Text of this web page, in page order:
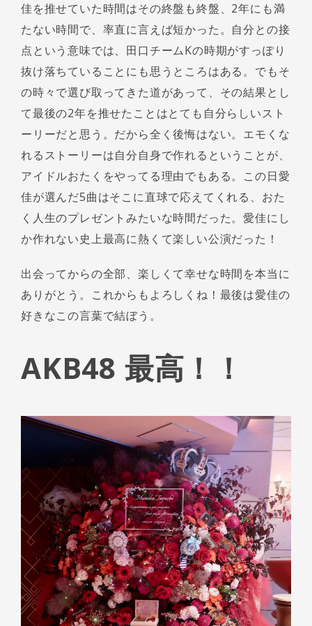
佳を推せていた時間はその終盤も終盤、2年にも満
たない時間で、率直に言えば短かった。自分との接
点という意味では、田口チームKの時期がすっぽり
抜け落ちていることにも思うところはある。でもそ
の時々で選び取ってきた道があって、その結果とし
て最後の2年を推せたことはとても自分らしいスト
ーリーだと思う。だから全く後悔はない。エモくな
れるストーリーは自分自身で作れるということが、
アイドルおたくをやってる理由でもある。この日愛
佳が選んだ5曲はそこに直球で応えてくれる、おた
く人生のプレゼントみたいな時間だった。愛佳にし
か作れない史上最高に熱くて楽しい公演だった！
出会ってからの全部、楽しくて幸せな時間を本当に
ありがとう。これからもよろしくね！最後は愛佳の
好きなこの言葉で結ぼう。
AKB48 最高！！